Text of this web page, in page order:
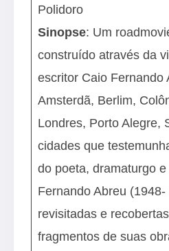
Polidoro
Sinopse: Um
construído através da
escritor Caio Fernando
Amsterdã, Berlim,
Londres, Porto Alegre,
cidades que
do poeta, dramaturgo
Fernando Abreu
revisitadas e
fragmentos de suas